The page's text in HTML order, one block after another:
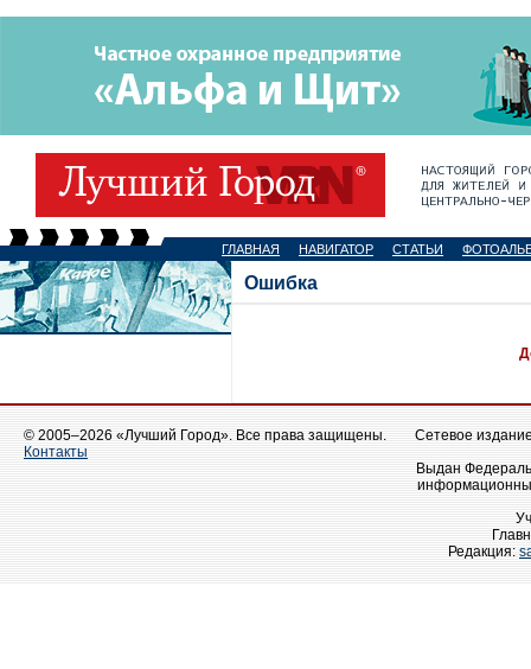
ГЛАВНАЯ НАВИГАТОР СТАТЬИ
Ошибка
© 2005–2026 «Лучший Город». Все права защищены.
Контакты
Сетевое
Выдан
Редакция: